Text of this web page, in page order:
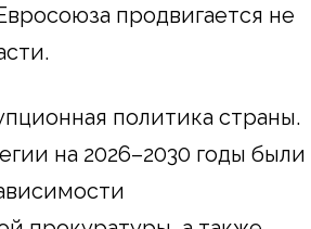
продвигается не
политика страны.
на 2026–2030 годы были